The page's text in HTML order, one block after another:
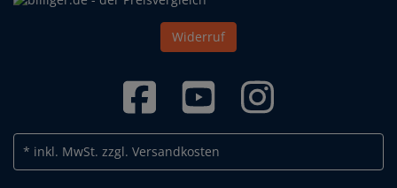
Widerruf
* inkl. MwSt. zzgl. Versandkosten